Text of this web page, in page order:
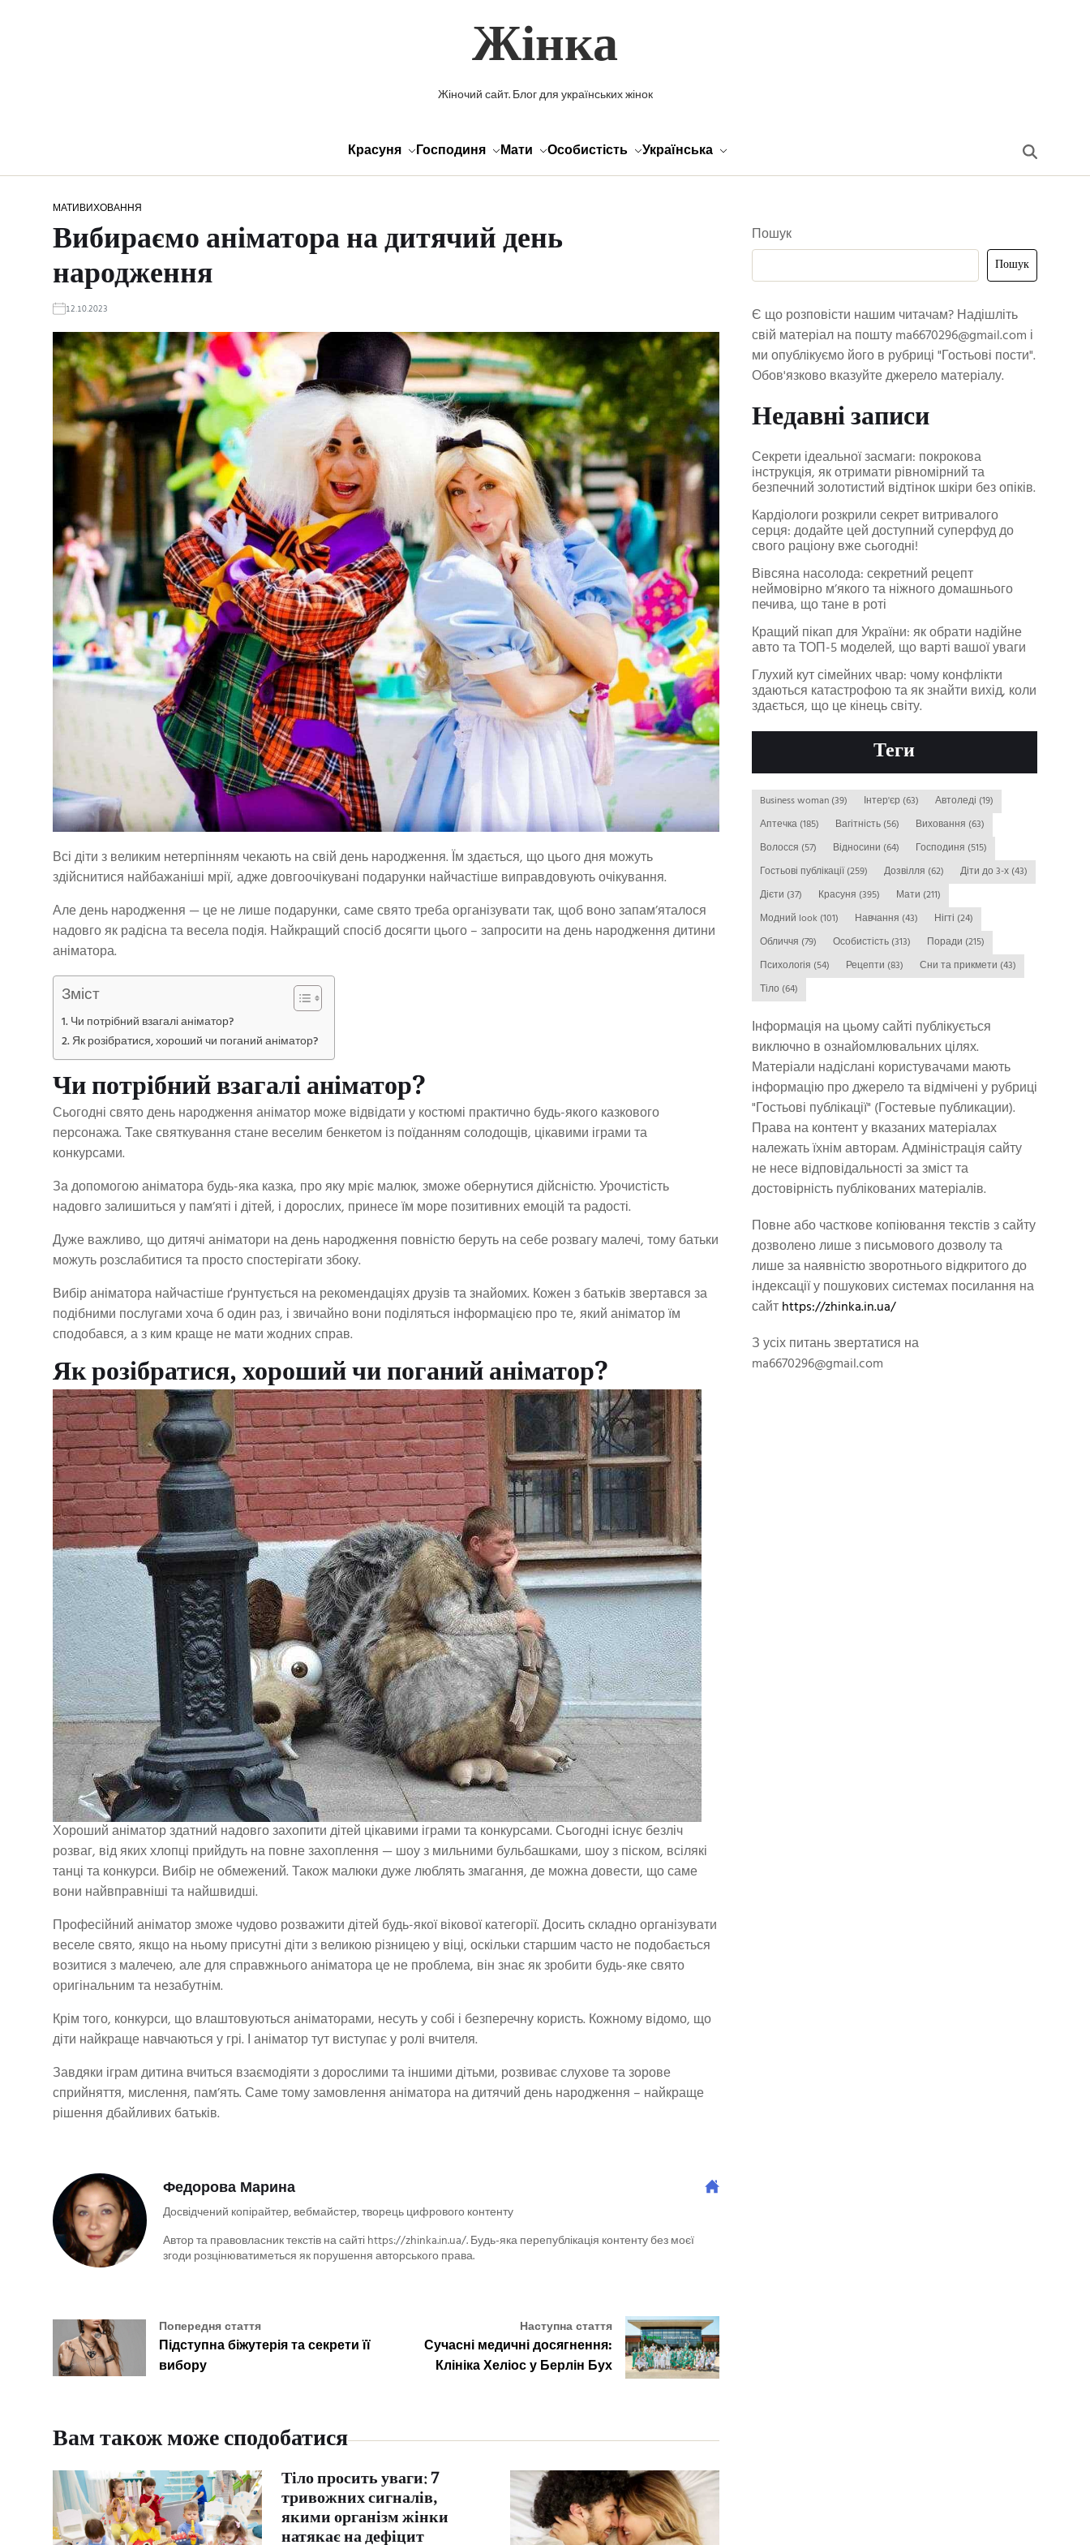
Жінка
Жіночий сайт. Блог для українських жінок
Красуня Господиня Мати Особистість Українська
МАТИ ВИХОВАННЯ
Вибираємо аніматора на дитячий день
народження
12.10.2023
Всі діти з великим нетерпінням чекають на свій день народження. Їм здається, що цього дня можуть
здійснитися найбажаніші мрії, адже довгоочікувані подарунки найчастіше виправдовують очікування.
Але день народження — це не лише подарунки, саме свято треба організувати так, щоб воно запам’яталося
надовго як радісна та весела подія. Найкращий спосіб досягти цього – запросити на день народження дитини
аніматора.
Зміст
Чи потрібний взагалі аніматор?
Як розібратися, хороший чи поганий аніматор?
Чи потрібний взагалі аніматор?
Сьогодні свято день народження аніматор може відвідати у костюмі практично будь-якого казкового
персонажа. Таке святкування стане веселим бенкетом із поїданням солодощів, цікавими іграми та
конкурсами.
За допомогою аніматора будь-яка казка, про яку мріє малюк, зможе обернутися дійсністю. Урочистість
надовго залишиться у пам’яті і дітей, і дорослих, принесе їм море позитивних емоцій та радості.
Дуже важливо, що дитячі аніматори на день народження повністю беруть на себе розвагу малечі, тому батьки
можуть розслабитися та просто спостерігати збоку.
Вибір аніматора найчастіше ґрунтується на рекомендаціях друзів та знайомих. Кожен з батьків звертався за
подібними послугами хоча б один раз, і звичайно вони поділяться інформацією про те, який аніматор їм
сподобався, а з ким краще не мати жодних справ.
Як розібратися, хороший чи поганий аніматор?
Хороший аніматор здатний надовго захопити дітей цікавими іграми та конкурсами. Сьогодні існує безліч
розваг, від яких хлопці прийдуть на повне захоплення — шоу з мильними бульбашками, шоу з піском, всілякі
танці та конкурси. Вибір не обмежений. Також малюки дуже люблять змагання, де можна довести, що саме
вони найвправніші та найшвидші.
Професійний аніматор зможе чудово розважити дітей будь-якої вікової категорії. Досить складно організувати
веселе свято, якщо на ньому присутні діти з великою різницею у віці, оскільки старшим часто не подобається
возитися з малечею, але для справжнього аніматора це не проблема, він знає як зробити будь-яке свято
оригінальним та незабутнім.
Крім того, конкурси, що влаштовуються аніматорами, несуть у собі і безперечну користь. Кожному відомо, що
діти найкраще навчаються у грі. І аніматор тут виступає у ролі вчителя.
Завдяки іграм дитина вчиться взаємодіяти з дорослими та іншими дітьми, розвиває слухове та зорове
сприйняття, мислення, пам’ять. Саме тому замовлення аніматора на дитячий день народження – найкраще
рішення дбайливих батьків.
Федорова Марина
Досвідчений копірайтер, вебмайстер, творець цифрового контенту
Автор та правовласник текстів на сайті https://zhinka.in.ua/. Будь-яка перепублікація контенту без моєї
згоди розцінюватиметься як порушення авторського права.
Попередня стаття
Підступна біжутерія та секрети її
вибору
Наступна стаття
Сучасні медичні досягнення:
Клініка Хеліос у Берлін Бух
Вам також може сподобатися
Тіло просить уваги: 7
тривожних сигналів,
якими організм жінки
натякає на дефіцит
Пошук
Пошук
Є що розповісти нашим читачам? Надішліть
свій матеріал на поштуma6670296@gmail.com і
ми опублікуємо його в рубриці "Гостьові пости".
Обов'язково вказуйте джерело матеріалу.
Недавні записи
Секрети ідеальної засмаги: покрокова
інструкція, як отримати рівномірний та
безпечний золотистий відтінок шкіри без опіків.
Кардіологи розкрили секрет витривалого
серця: додайте цей доступний суперфуд до
свого раціону вже сьогодні!
Вівсяна насолода: секретний рецепт
неймовірно м’якого та ніжного домашнього
печива, що тане в роті
Кращий пікап для України: як обрати надійне
авто та ТОП-5 моделей, що варті вашої уваги
Глухий кут сімейних чвар: чому конфлікти
здаються катастрофою та як знайти вихід, коли
здається, що це кінець світу.
Теги
Business woman(39) Інтер'єр (63) Автоледі (19)
Аптечка(185) Вагітність(56) Виховання (63)
Волосся (57) Відносини (64) Господиня (515)
Гостьові публікації(259) Дозвілля (62) Діти до 3-х(43)
Дієти (37) Красуня (395) Мати (211)
Модний look (101) Навчання (43) Нігті (24)
Обличчя (79) Особистість(313) Поради (215)
Психологія (54) Рецепти (83) Сни та прикмети (43)
Тіло (64)
Інформація на цьому сайті публікується
виключно в ознайомлювальних цілях.
Матеріали надіслані користувачами мають
інформацію про джерело та відмічені у рубриці
"Гостьові публікації" (Гостевые публикации).
Права на контент у вказаних матеріалах
належать їхнім авторам. Адміністрація сайту
не несе відповідальності за зміст та
достовірність публікованих матеріалів.
Повне або часткове копіювання текстів з сайту
дозволено лише з письмового дозволу та
лише за наявністю зворотнього відкритого до
індексації у пошукових системах посилання на
сайтhttps://zhinka.in.ua/
З усіх питань звертатися на
ma6670296@gmail.com